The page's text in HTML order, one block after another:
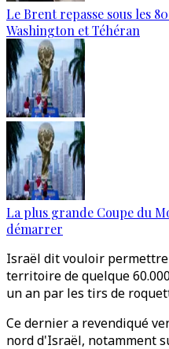
Le Brent repasse sous les
Washington et Téhéran
La plus grande Coupe du
démarrer
Israël dit vouloir
territoire de quelque
un an par les tirs de
Ce dernier a revendiqué
nord d'Israël, notamment